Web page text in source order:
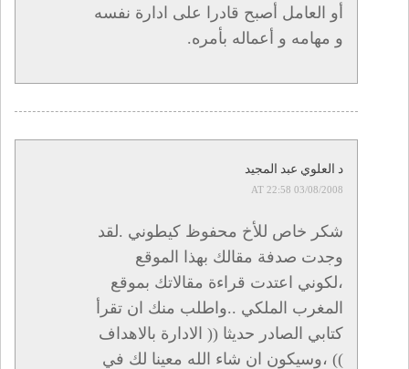
أو العامل أصبح قادرا على ادارة نفسه
و مهامه و أعماله بأمره.
د العلوي عبد المجيد
03/08/2008 AT 22:58
شكر خاص للأخ محفوظ كيطوني .لقد
وجدت صدفة مقالك بهذا الموقع
،لكوني اعتدت قراءة مقالاتك بموقع
المغرب الملكي ..واطلب منك ان تقرأ
كتابي الصادر حديثا (( الادارة بالاهداف
)) ،وسيكون ان شاء الله معينا لك في